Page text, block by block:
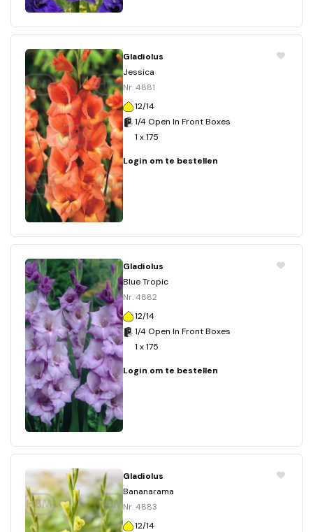
Gladiolus
Jessica
Nr. 4881
12/14
1/4 Open In Front Boxes
1 x 175
Login om te bestellen
Gladiolus
Blue Tropic
Nr. 4882
12/14
1/4 Open In Front Boxes
1 x 175
Login om te bestellen
Gladiolus
Bananarama
Nr. 4883
12/14